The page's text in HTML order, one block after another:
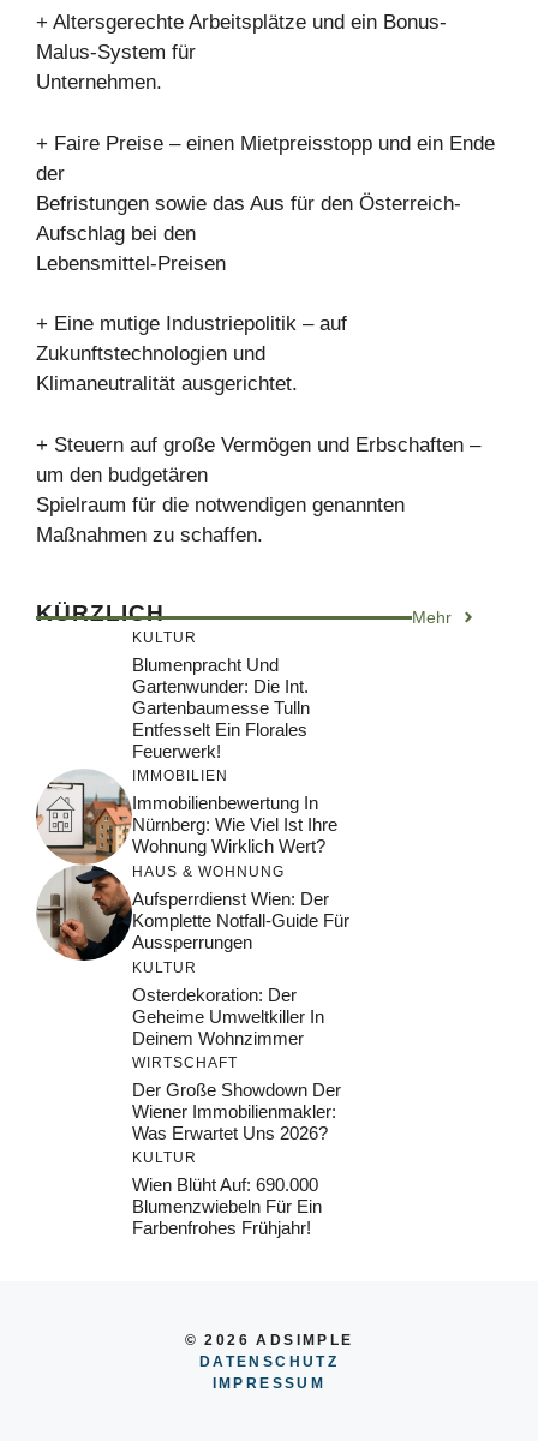
+ Altersgerechte Arbeitsplätze und ein Bonus-
Malus-System für
Unternehmen.
+ Faire Preise – einen Mietpreisstopp und ein Ende
der
Befristungen sowie das Aus für den Österreich-
Aufschlag bei den
Lebensmittel-Preisen
+ Eine mutige Industriepolitik – auf
Zukunftstechnologien und
Klimaneutralität ausgerichtet.
+ Steuern auf große Vermögen und Erbschaften –
um den budgetären
Spielraum für die notwendigen genannten
Maßnahmen zu schaffen.
KÜRZLICH Mehr
KULTUR
Blumenpracht Und
Gartenwunder: Die Int.
Gartenbaumesse Tulln
Entfesselt Ein Florales
Feuerwerk!
IMMOBILIEN
Immobilienbewertung In
Nürnberg: Wie Viel Ist Ihre
Wohnung Wirklich Wert?
HAUS & WOHNUNG
Aufsperrdienst Wien: Der
Komplette Notfall-Guide Für
Aussperrungen
KULTUR
Osterdekoration: Der
Geheime Umweltkiller In
Deinem Wohnzimmer
WIRTSCHAFT
Der Große Showdown Der
Wiener Immobilienmakler:
Was Erwartet Uns 2026?
KULTUR
Wien Blüht Auf: 690.000
Blumenzwiebeln Für Ein
Farbenfrohes Frühjahr!
© 2026 ADSIMPLE
DATENSCHUTZ
IMPRESSUM